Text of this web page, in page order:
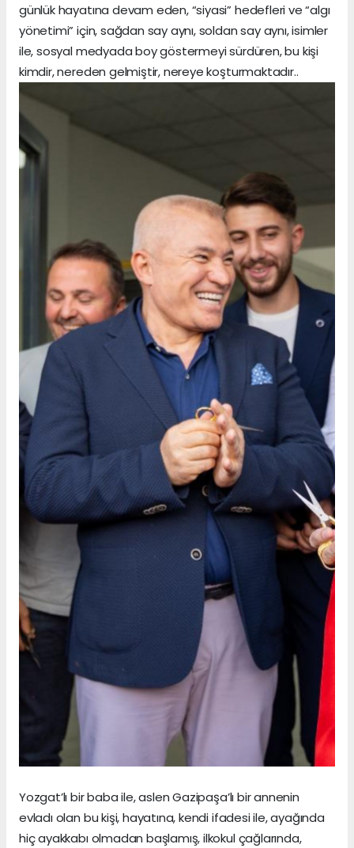
günlük hayatına devam eden, “siyasi” hedefleri ve “algı
yönetimi” için, sağdan say aynı, soldan say aynı, isimler
ile, sosyal medyada boy göstermeyi sürdüren, bu kişi
kimdir, nereden gelmiştir, nereye koşturmaktadır..
Yozgat’lı bir baba ile, aslen Gazipaşa’lı bir annenin
evladı olan bu kişi, hayatına, kendi ifadesi ile, ayağında
hiç ayakkabı olmadan başlamış, ilkokul çağlarında,